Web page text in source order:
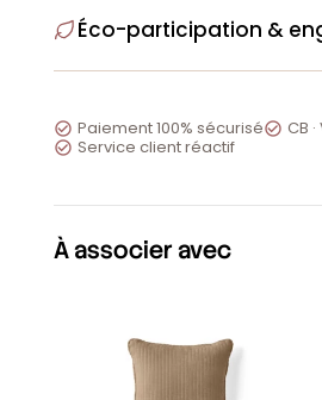
Éco-participation &
 Paiement 100% sécurisé CB
 Service client réactif
À associer avec